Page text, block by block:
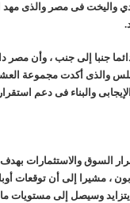
في نادي المعادي واليخت فى مصر والذى
جنبا إلى جنب ، وأن مصر
بلس والذى أكدت مجموعة
والبناء فى دعم
السوق والاستثمارات بهدف
، مشيرا إلى أن توقعات
وسيصل إلى مستويات